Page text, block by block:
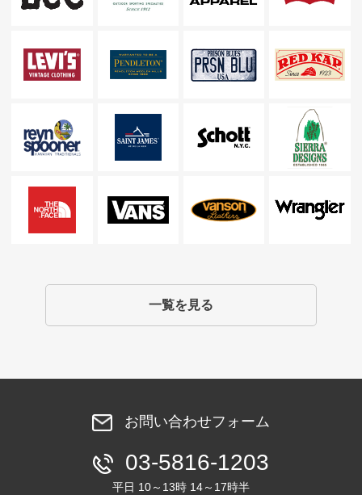
一覧を見る
お問い合わせフォーム
03-5816-1203
平日 10～13時 14～17時半